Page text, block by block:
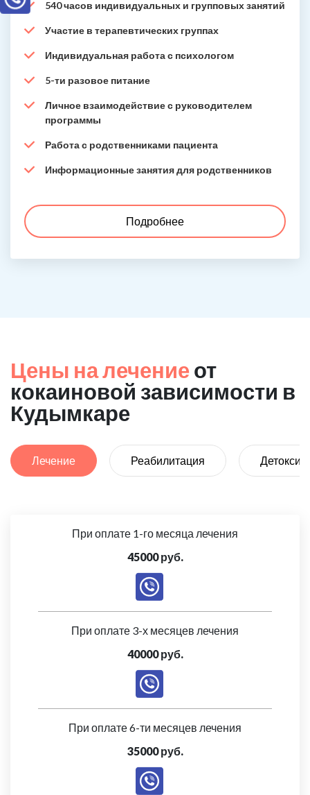
540 часов индивидуальных и групповых занятий
Участие в терапевтических группах
Индивидуальная работа с психологом
5-ти разовое питание
Личное взаимодействие с руководителем
программы
Работа с родственниками пациента
Информационные занятия для родственников
Подробнее
Цены на лечение от
кокаиновой зависимости в
Кудымкаре
Лечение Реабилитация
При оплате 1-го месяца лечения
45000 руб.
При оплате 3-х месяцев лечения
40000 руб.
При оплате 6-ти месяцев лечения
35000 руб.